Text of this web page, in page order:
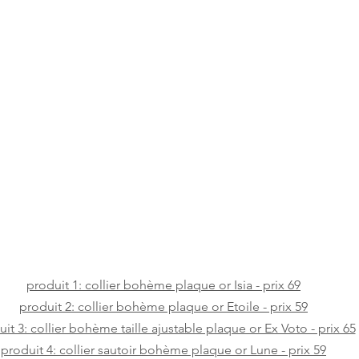
produit 1: collier bohème plaque or Isia - prix 69
produit 2: collier bohème plaque or Etoile - prix 59
3: collier bohème taille ajustable plaque or Ex Voto - prix 65
produit 4: collier sautoir bohème plaque or Lune - prix 59